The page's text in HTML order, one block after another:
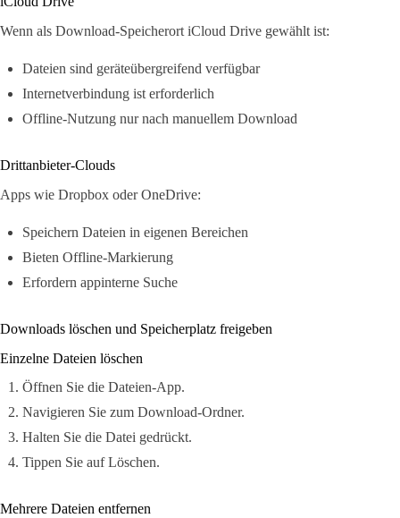
Wenn als Download-Speicherort iCloud Drive gewählt ist:
Dateien sind geräteübergreifend verfügbar
Internetverbindung ist erforderlich
Offline-Nutzung nur nach manuellem Download
Drittanbieter-Clouds
Apps wie Dropbox oder OneDrive:
Speichern Dateien in eigenen Bereichen
Bieten Offline-Markierung
Erfordern appinterne Suche
Downloads löschen und Speicherplatz freigeben
Einzelne Dateien löschen
Öffnen Sie die Dateien-App.
Navigieren Sie zum Download-Ordner.
Halten Sie die Datei gedrückt.
Tippen Sie auf Löschen.
Mehrere Dateien entfernen